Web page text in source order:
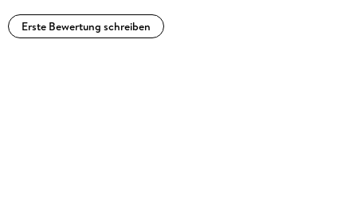
Erste Bewertung schreiben